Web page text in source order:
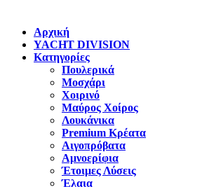
Αρχική
YACHT DIVISION
Κατηγορίες
Πουλερικά
Μοσχάρι
Χοιρινό
Μαύρος Χοίρος
Λουκάνικα
Premium Κρέατα
Αιγοπρόβατα
Αμνοερίφια
Έτοιμες Λύσεις
Έλαια